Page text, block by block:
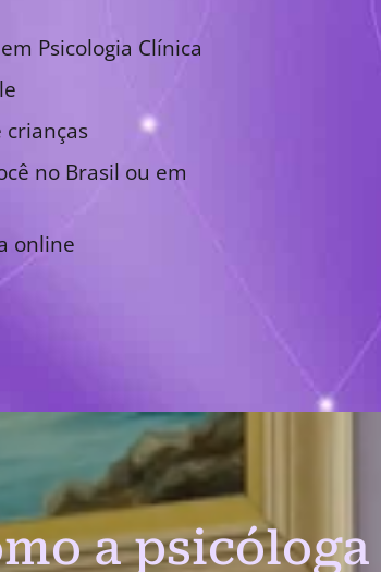
Psicologia Clínica
crianças
no Brasil ou em
online
a